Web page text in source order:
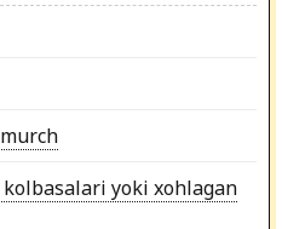
yoki xohlagan